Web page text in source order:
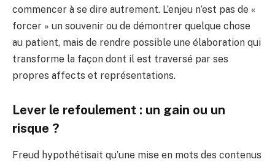
commencer à se dire autrement. L’enjeu n’est pas de «
forcer » un souvenir ou de démontrer quelque chose
au patient, mais de rendre possible une élaboration qui
transforme la façon dont il est traversé par ses
propres affects et représentations.
Lever le refoulement : un gain ou un
risque ?
Freud hypothétisait qu’une mise en mots des contenus